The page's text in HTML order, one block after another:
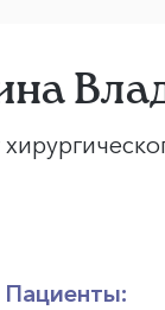
Пациенты: